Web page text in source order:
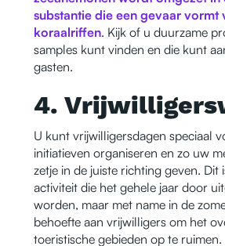
substantie die een gevaar vormt
koraalriffen. Kijk of u duurzame
samples kunt vinden en die kunt
gasten.
4.
U kunt vrijwilligersdagen speciaal
initiatieven organiseren en zo uw
zetje in de juiste richting geven. Dit
activiteit die het gehele jaar door
worden, maar met name in de
behoefte aan vrijwilligers om het
toeristische gebieden op te ruimen.